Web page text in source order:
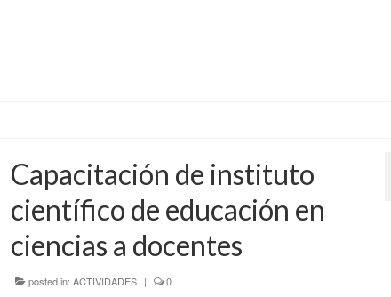
Capacitación de instituto
científico de educación en
ciencias a docentes
posted in: ACTIVIDADES | 0